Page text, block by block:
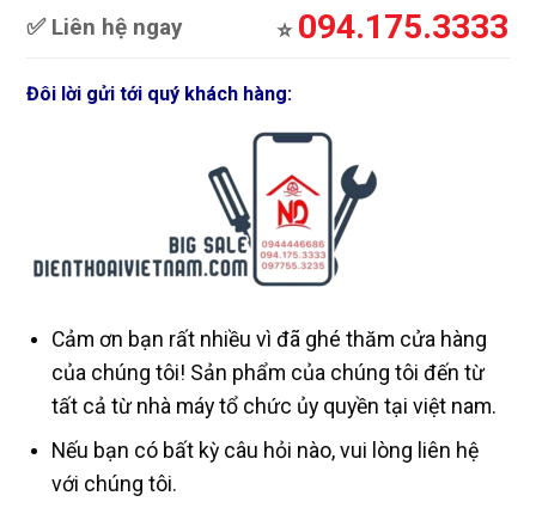
✅ Liên hệ ngay ⭐️ 094.175.3333
Đôi lời gửi tới quý khách hàng:
Cảm ơn bạn rất nhiều vì đã ghé thăm cửa hàng
của chúng tôi! Sản phẩm của chúng tôi đến từ
tất cả từ nhà máy tổ chức ủy quyền tại việt nam.
Nếu bạn có bất kỳ câu hỏi nào, vui lòng liên hệ
với chúng tôi.